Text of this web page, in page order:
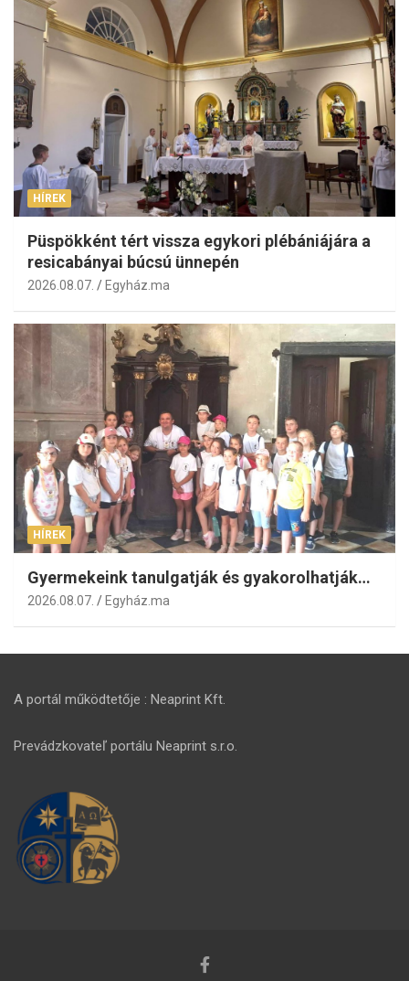
HÍREK
Püspökként tért vissza egykori plébániájára a
resicabányai búcsú ünnepén
2026.08.07. Egyház.ma
HÍREK
Gyermekeink tanulgatják és gyakorolhatják…
2026.08.07. Egyház.ma
A portál működtetője : Neaprint Kft.
Prevádzkovateľ portálu Neaprint s.r.o.